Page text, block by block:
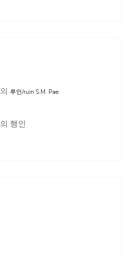
의 루인/ruin S.M. Pae
의 행인